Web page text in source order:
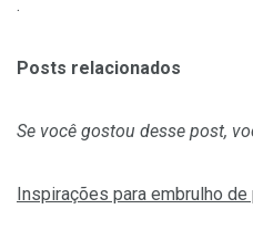
.
Posts relacionados
Se você gostou desse post,
Inspirações para embrulho